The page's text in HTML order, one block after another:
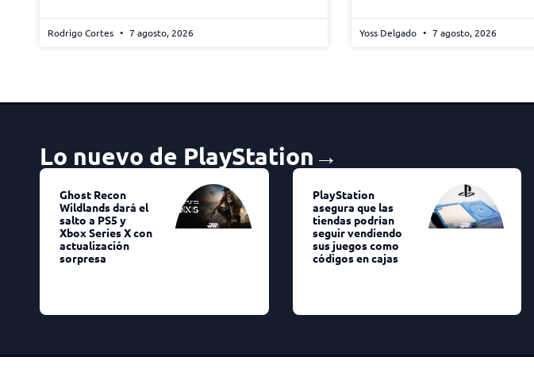
Rodrigo Cortes 7 agosto, 2026 Yoss Delgado 7 agosto, 2026
Lo nuevo de PlayStation→
Ghost Recon
Wildlands dará el
salto a PS5 y
Xbox Series X con
actualización
sorpresa
PlayStation
asegura que las
tiendas podrían
seguir vendiendo
sus juegos como
códigos en cajas